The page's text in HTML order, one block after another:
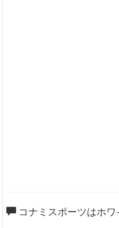
コナミスポーツはホワ